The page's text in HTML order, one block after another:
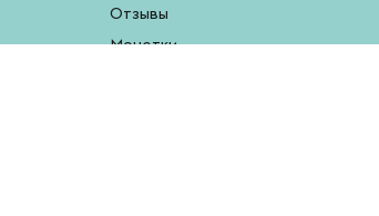
Отзывы
Монетки